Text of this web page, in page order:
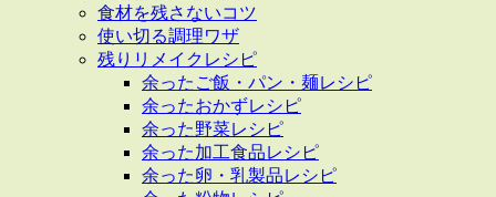
食材を残さないコツ
使い切る調理ワザ
残りリメイクレシピ
余ったご飯・パン・麺レシピ
余ったおかずレシピ
余った野菜レシピ
余った加工食品レシピ
余った卵・乳製品レシピ